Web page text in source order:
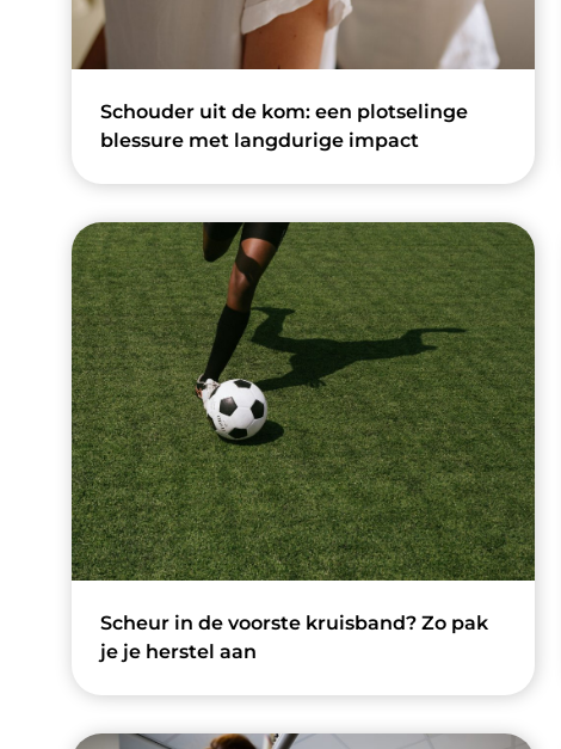
Schouder uit de kom: een plotselinge
blessure met langdurige impact
Scheur in de voorste kruisband? Zo pak
je je herstel aan